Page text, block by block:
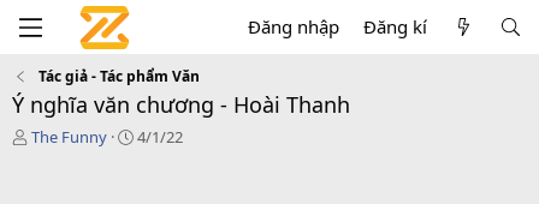
Đăng nhập Đăng kí
Tác giả - Tác phẩm Văn
Ý nghĩa văn chương - Hoài Thanh
T
The Funny
C
4/1/22